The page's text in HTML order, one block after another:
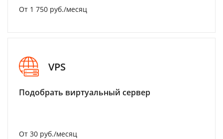
От 1 750 руб./месяц
VPS
Подобрать виртуальный сервер
От 30 руб./месяц